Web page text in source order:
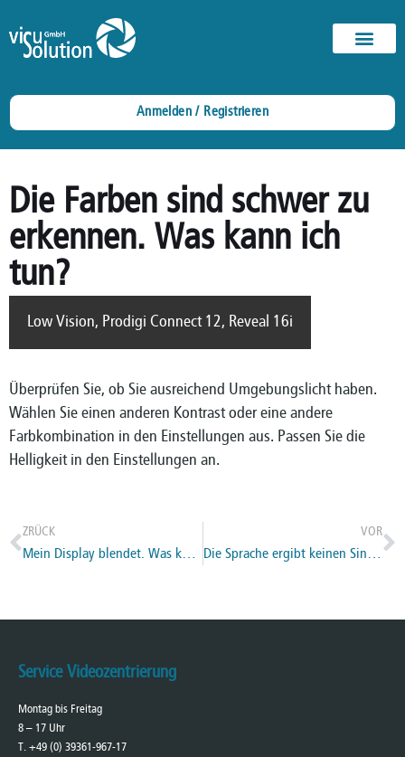
Anmelden / Registrieren
Die Farben sind schwer zu
erkennen. Was kann ich
tun?
Low Vision, Prodigi Connect 12, Reveal 16i
Überprüfen Sie, ob Sie ausreichend Umgebungslicht haben.
Wählen Sie einen anderen Kontrast oder eine andere
Farbkombination in den Einstellungen aus. Passen Sie die
Helligkeit in den Einstellungen an.
ZRÜCK
Mein Display blendet. Was kann ich tun?
VOR
Die Sprache ergibt keinen Sinn. Was kann ich tun?
Service Videozentrierung
Montag bis Freitag
8 – 17 Uhr
T. +49 (0) 39361-967-17